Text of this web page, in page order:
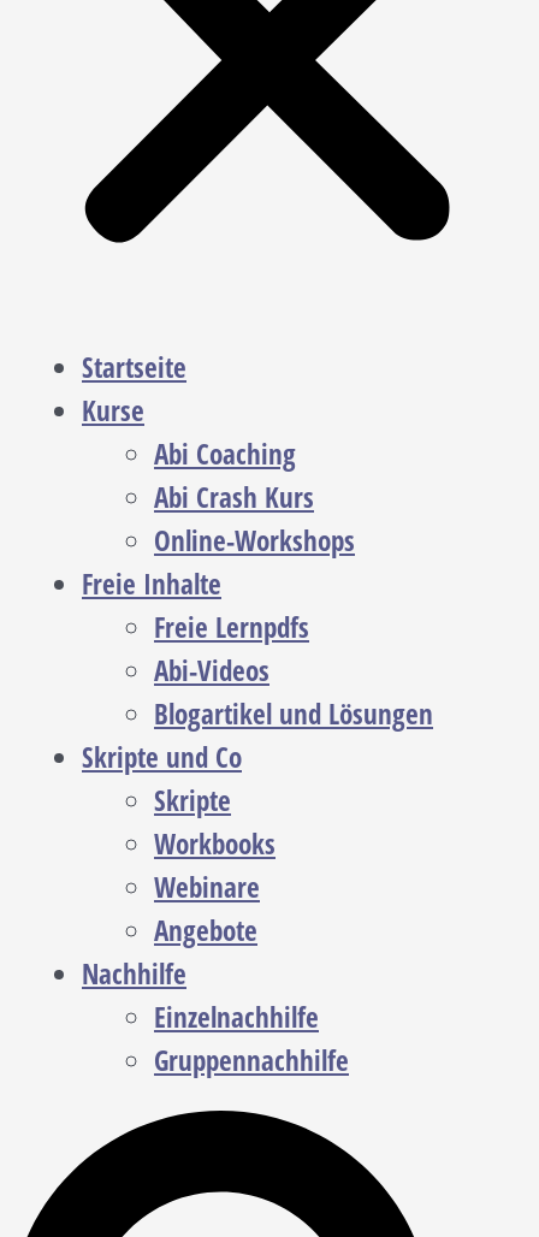
Startseite
Kurse
Abi Coaching
Abi Crash Kurs
Online-Workshops
Freie Inhalte
Freie Lernpdfs
Abi-Videos
Blogartikel und Lösungen
Skripte und Co
Skripte
Workbooks
Webinare
Angebote
Nachhilfe
Einzelnachhilfe
Gruppennachhilfe